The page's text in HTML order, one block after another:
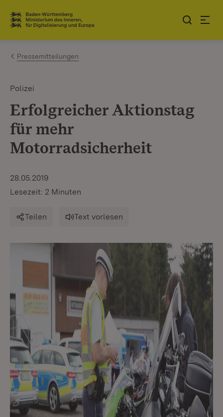
Zum Inhalt springen
Link zur Startseite
Pressemitteilungen
Polizei
Erfolgreicher Aktionstag
für mehr
Motorradsicherheit
28.05.2019
Lesezeit: 2 Minuten
Teilen Text vorlesen